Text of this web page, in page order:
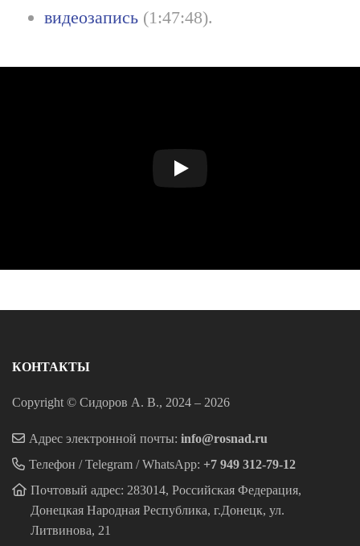
видеозапись (1:47:48).
КОНТАКТЫ
Copyright © Сидоров А. В., 2024 – 2026
Адрес электронной почты: info@rosnad.ru
Телефон / Telegram / WhatsApp: +7 949 312-79-12
Почтовый адрес: 283014, Российская Федерация,
Донецкая Народная Республика, г.Донецк, ул.
Литвинова, 21